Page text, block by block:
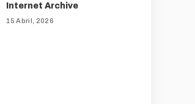
Internet Archive
15 Abril, 2026